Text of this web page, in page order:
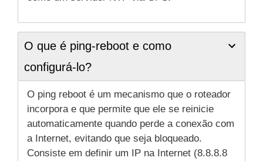
O que é ping-reboot e como
configurá-lo?
O ping reboot é um mecanismo que o roteador
incorpora e que permite que ele se reinicie
automaticamente quando perde a conexão com
a Internet, evitando que seja bloqueado.
Consiste em definir um IP na Internet (8.8.8.8